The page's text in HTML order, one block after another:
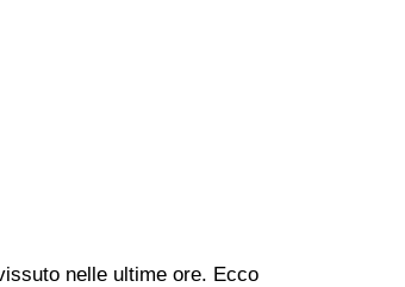
nelle ultime ore. Ecco